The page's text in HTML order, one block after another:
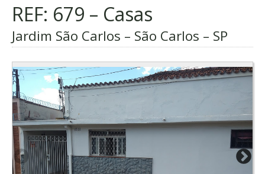
REF: 679 – Casas
Jardim São Carlos – São Carlos – SP